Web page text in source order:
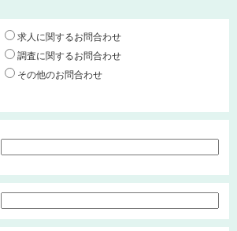
求人に関するお問合わせ
調査に関するお問合わせ
その他のお問合わせ